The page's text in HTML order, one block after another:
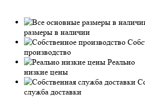
размеры в наличии
производство
Реально
низкие цены
служба доставки